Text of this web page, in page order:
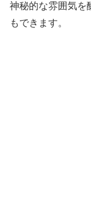
神秘的な雰囲気を
もできます。